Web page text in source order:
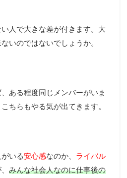
人で大きな差が付きます。大
いのではないでしょうか。
ある程度同じメンバーがいま
ちらもやる気が出てきます。
いる安心感なのか、 ライバル
みんな社会人なのに仕事後の